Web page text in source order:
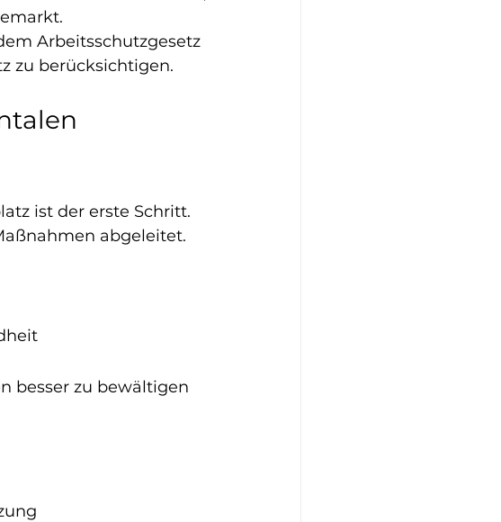
Arbeitsschutzgesetz
zu berücksichtigen.
ist der erste Schritt.
abgeleitet.
besser zu bewältigen